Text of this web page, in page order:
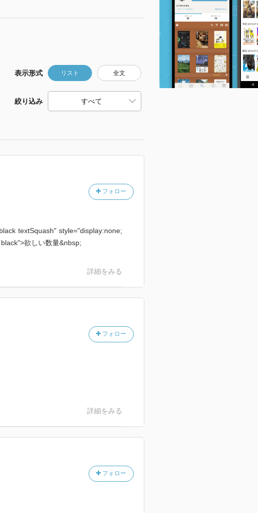
表示形式 リスト 全文
絞り込み
フォロー
textSquash" style="display:none;
欲しい数量&nbsp;
詳細をみる
フォロー
詳細をみる
フォロー